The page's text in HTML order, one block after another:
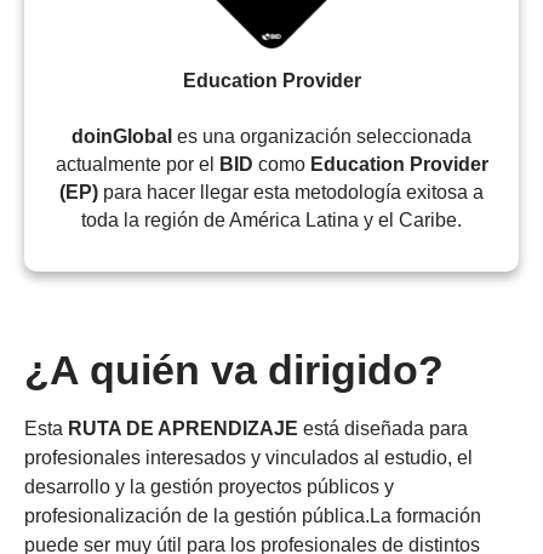
Education Provider
doinGlobal es una organización seleccionada
actualmente por el BID como Education Provider
(EP) para hacer llegar esta metodología exitosa a
toda la región de América Latina y el Caribe.
¿A quién va dirigido?
Esta RUTA DE APRENDIZAJE está diseñada para
profesionales interesados y vinculados al estudio, el
desarrollo y la gestión proyectos públicos y
profesionalización de la gestión pública. La formación
puede ser muy útil para los profesionales de distintos